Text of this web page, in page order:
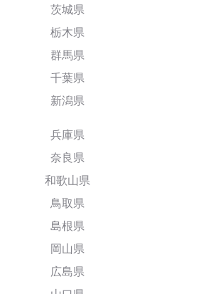
茨城県
栃木県
群馬県
千葉県
新潟県
兵庫県
奈良県
和歌山県
鳥取県
島根県
岡山県
広島県